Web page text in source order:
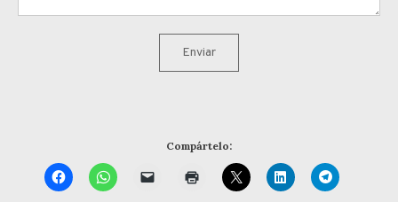
Enviar
Compártelo: